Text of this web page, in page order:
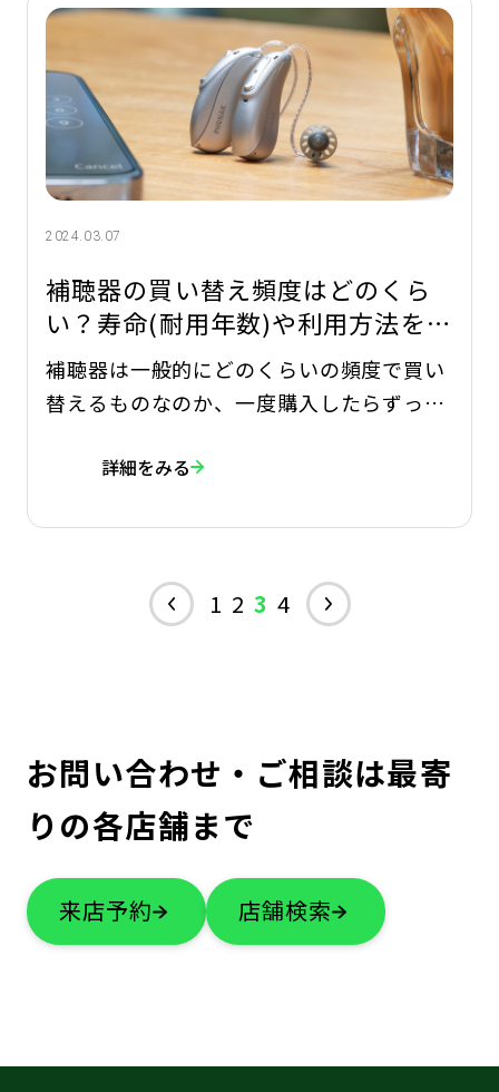
2024.03.07
補聴器の買い替え頻度はどのくら
い？寿命(耐用年数)や利用方法を解
説
補聴器は一般的にどのくらいの頻度で買い
替えるものなのか、一度購入したらずっと
聴器は購入金額が高額になるケースもある
ている方もいるでしょう。 今回は、補聴器
うための利用
詳細をみる
1 2 3 4
お問い合わせ・ご相談は最寄
りの各店舗まで
来店予約 店舗検索